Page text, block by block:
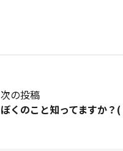
次の投稿
ぼくのこと知ってますか？(